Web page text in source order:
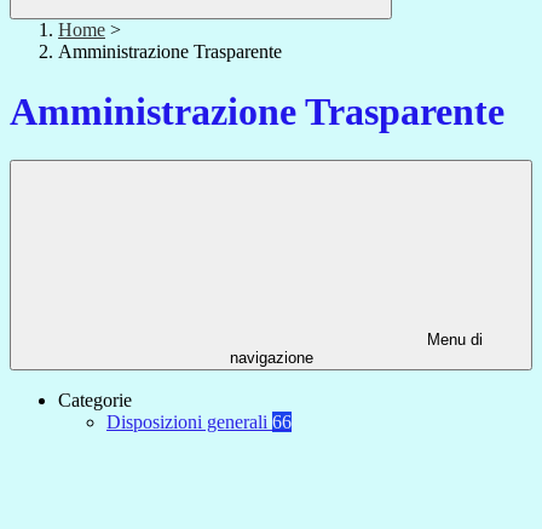
Home >
Amministrazione Trasparente
Amministrazione Trasparente
Menu di
navigazione
Categorie
Disposizioni generali 66